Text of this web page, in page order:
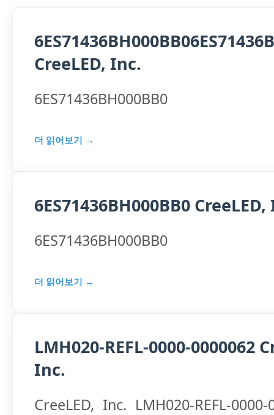
CreeLED, Inc.
6ES71436BH000BB0
더 읽어보기 →
6ES71436BH000BB0
6ES71436BH000BB0
더 읽어보기 →
LMH020-REFL-0000-0000062
Inc.
CreeLED, Inc. LMH020-REFL-